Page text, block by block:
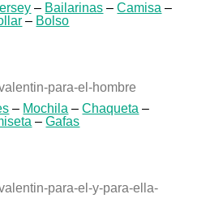
– Bailarinas –Camisa –
– Bolso
– Mochila –Chaqueta –
–Gafas